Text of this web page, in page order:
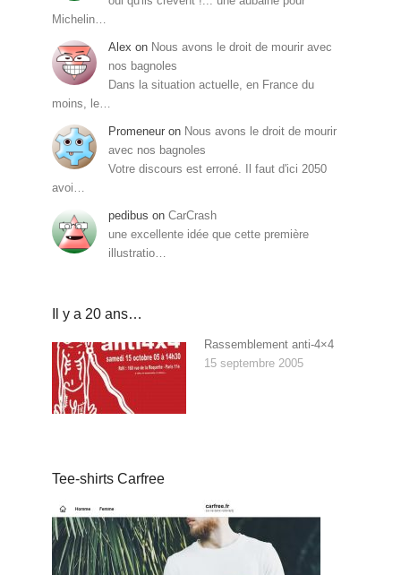
Michelin…
Alex on Nous avons le droit de mourir avec
nos bagnoles
Dans la situation actuelle, en France du
moins, le…
Promeneur on Nous avons le droit de mourir
avec nos bagnoles
Votre discours est erroné. Il faut d'ici 2050
avoi…
pedibus on CarCrash
une excellente idée que cette première
illustratio…
Il y a 20 ans…
Rassemblement anti-4×4
15 septembre 2005
Tee-shirts Carfree